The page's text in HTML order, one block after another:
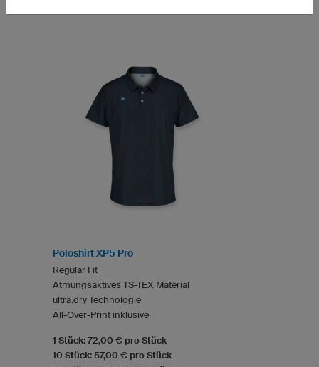
Poloshirt XP5 Pro
Regular Fit
Atmungsaktives TS-TEX Material
ultra.dry Technologie
All-Over-Print inklusive
1 Stück: 72,00 € pro Stück
10 Stück: 57,00 € pro Stück